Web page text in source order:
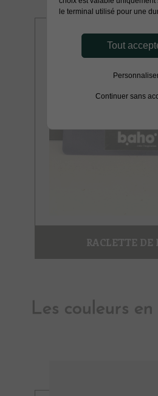
RACLETTE DE
Les couleurs
le terminal utilisé pour une
Tout
Continuer sans